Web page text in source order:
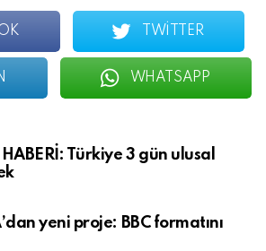
TWITTER
WHATSAPP
Türkiye 3 gün ulusal
yeni proje: BBC formatını